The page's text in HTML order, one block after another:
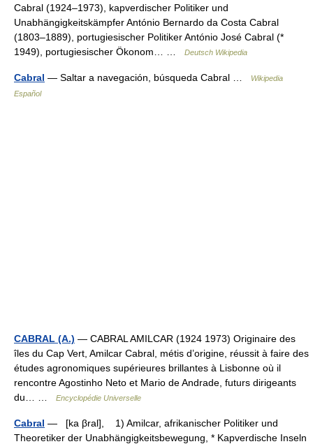
Cabral (1924–1973), kapverdischer Politiker und
Unabhängigkeitskämpfer António Bernardo da Costa Cabral
(1803–1889), portugiesischer Politiker António José Cabral (*
1949), portugiesischer Ökonom… …
Deutsch Wikipedia
Cabral — Saltar a navegación, búsqueda Cabral …
Wikipedia
Español
CABRAL (A.) — CABRAL AMILCAR (1924 1973) Originaire des
îles du Cap Vert, Amilcar Cabral, métis d’origine, réussit à faire des
études agronomiques supérieures brillantes à Lisbonne où il
rencontre Agostinho Neto et Mario de Andrade, futurs dirigeants
du… …
Encyclopédie Universelle
Cabral — [ka βral], 1) Amilcar, afrikanischer Politiker und
Theoretiker der Unabhängigkeitsbewegung, * Kapverdische Inseln